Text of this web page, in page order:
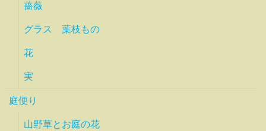
薔薇
グラス 葉枝もの
花
実
庭便り
山野草とお庭の花